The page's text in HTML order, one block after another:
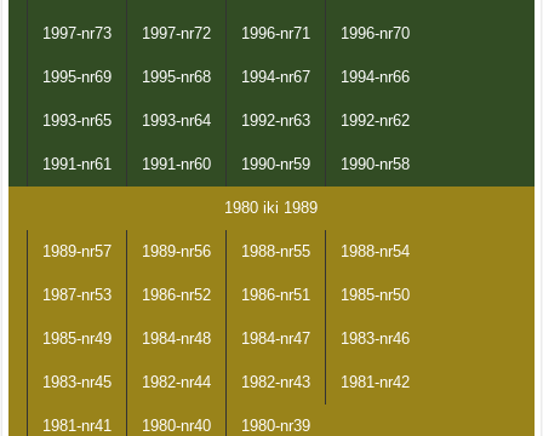
1997-nr73 1997-nr72 1996-nr71 1996-nr70
1995-nr69 1995-nr68 1994-nr67 1994-nr66
1993-nr65 1993-nr64 1992-nr63 1992-nr62
1991-nr61 1991-nr60 1990-nr59 1990-nr58
1980 iki 1989
1989-nr57 1989-nr56 1988-nr55 1988-nr54
1987-nr53 1986-nr52 1986-nr51 1985-nr50
1985-nr49 1984-nr48 1984-nr47 1983-nr46
1983-nr45 1982-nr44 1982-nr43 1981-nr42
1981-nr41 1980-nr40 1980-nr39